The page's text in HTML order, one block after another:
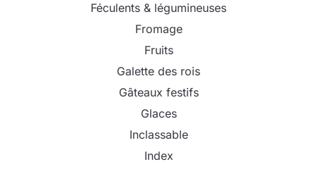
Féculents & légumineuses
Fromage
Fruits
Galette des rois
Gâteaux festifs
Glaces
Inclassable
Index